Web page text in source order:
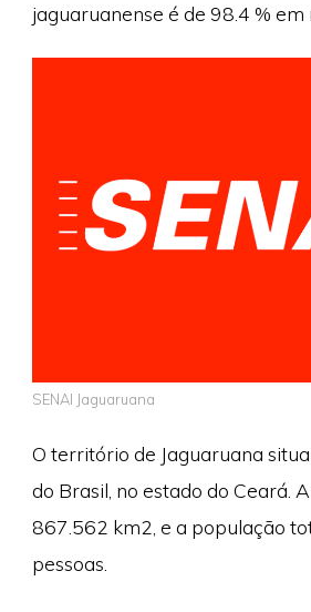
jaguaruanense é de 98.4 % em
SENAI Jaguaruana
O território de Jaguaruana
do Brasil, no estado do Ceará.
867.562 km2, e a população
pessoas.